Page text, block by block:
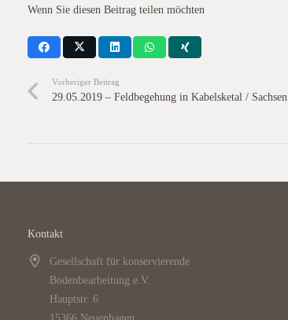
Wenn Sie diesen Beitrag teilen möchten
Vorheriger Beitrag
29.05.2019 – Feldbegehung in Kabelsketal / Sachsen
Kontakt
Gesellschaft für konservierende
Bodenbearbeitung e.V.
Hauptstr. 6